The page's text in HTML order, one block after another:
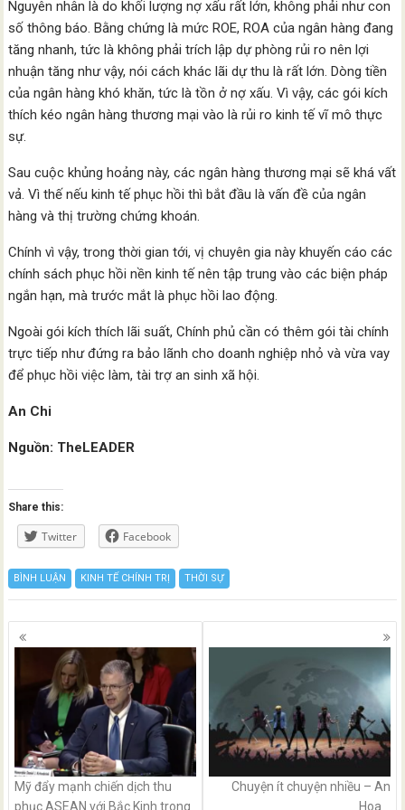
Nguyên nhân là do khối lượng nợ xấu rất lớn, không phải như con
số thông báo. Bằng chứng là mức ROE, ROA của ngân hàng đang
tăng nhanh, tức là không phải trích lập dự phòng rủi ro nên lợi
nhuận tăng như vậy, nói cách khác lãi dự thu là rất lớn. Dòng tiền
của ngân hàng khó khăn, tức là tồn ở nợ xấu. Vì vậy, các gói kích
thích kéo ngân hàng thương mại vào là rủi ro kinh tế vĩ mô thực
sự.
Sau cuộc khủng hoảng này, các ngân hàng thương mại sẽ khá vất
vả. Vì thế nếu kinh tế phục hồi thì bắt đầu là vấn đề của ngân
hàng và thị trường chứng khoán.
Chính vì vậy, trong thời gian tới, vị chuyên gia này khuyến cáo các
chính sách phục hồi nền kinh tế nên tập trung vào các biện pháp
ngắn hạn, mà trước mắt là phục hồi lao động.
Ngoài gói kích thích lãi suất, Chính phủ cần có thêm gói tài chính
trực tiếp như đứng ra bảo lãnh cho doanh nghiệp nhỏ và vừa vay
để phục hồi việc làm, tài trợ an sinh xã hội.
An Chi
Nguồn: TheLEADER
Share this:
Twitter Facebook
BÌNH LUẬN KINH TẾ CHÍNH TRỊ THỜI SỰ
Posts
navigation
Mỹ đẩy mạnh chiến dịch thu
phục ASEAN với Bắc Kinh trong
Chuyện ít chuyện nhiều – An
Hoa